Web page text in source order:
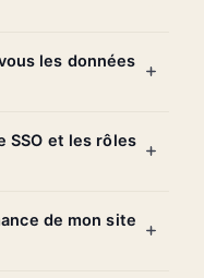
les données
SSO et les rôles
de mon site